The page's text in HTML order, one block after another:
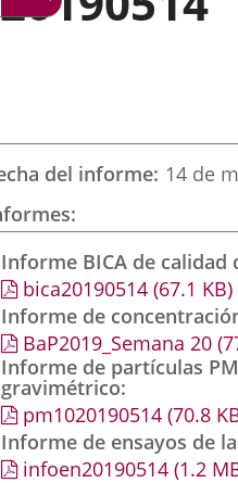
del informe 14 de
Informe BICA de calidad
bica20190514 (67.1 KB)
Informe de
BaP2019_Semana 20
Informe de partículas
gravimétrico
pm1020190514 (70.8
Informe de ensayos de la
infoen20190514 (1.2